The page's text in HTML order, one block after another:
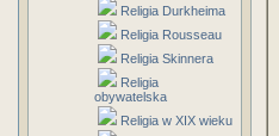
Religia Durkheima
Religia Rousseau
Religia Skinnera
Religia
obywatelska
Religia w XIX wieku